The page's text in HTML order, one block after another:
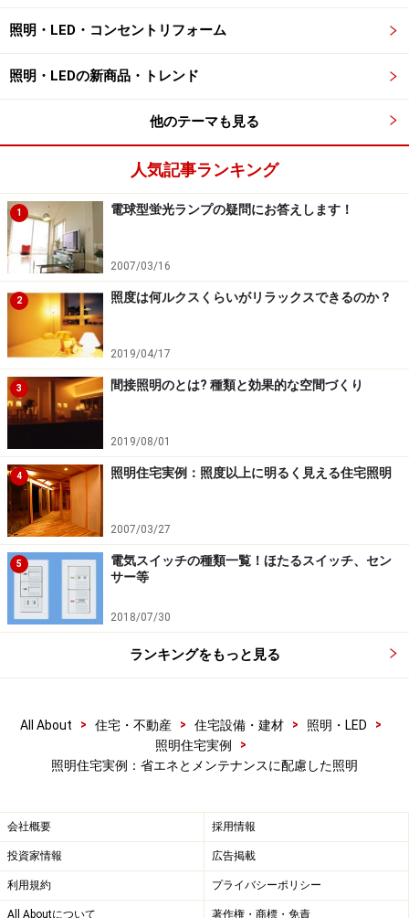
照明・LED・コンセントリフォーム
照明・LEDの新商品・トレンド
他のテーマも見る
人気記事ランキング
1 電球型蛍光ランプの疑問にお答えします！
2007/03/16
2 照度は何ルクスくらいがリラックスできるのか？
2019/04/17
3 間接照明のとは? 種類と効果的な空間づくり
2019/08/01
4 照明住宅実例：照度以上に明るく見える住宅照明
2007/03/27
5
電気スイッチの種類一覧！ほたるスイッチ、セン
サー等
2018/07/30
ランキングをもっと見る
All About > 住宅・不動産 > 住宅設備・建材 > 照明・LED
>
照明住宅実例
>
照明住宅実例：省エネとメンテナンスに配慮した照明
会社概要 採用情報
投資家情報 広告掲載
利用規約 プライバシーポリシー
All Aboutについて 著作権・商標・免責